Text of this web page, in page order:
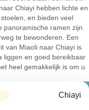
Chiayi hebben lichte en
en bieden veel
panoramische ramen zijn
te bewonderen. Een
van Miaoli naar Chiayi is
liggen en goed bereikbaar
heel gemakkelijk is om u
Chiayi